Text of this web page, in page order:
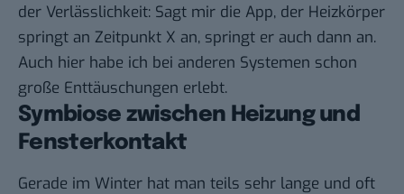
der Verlässlichkeit: Sagt mir die App, der Heizkörper
springt an Zeitpunkt X an, springt er auch dann an.
Auch hier habe ich bei anderen Systemen schon
große Enttäuschungen erlebt.
Symbiose zwischen Heizung und
Fensterkontakt
Gerade im Winter hat man teils sehr lange und oft